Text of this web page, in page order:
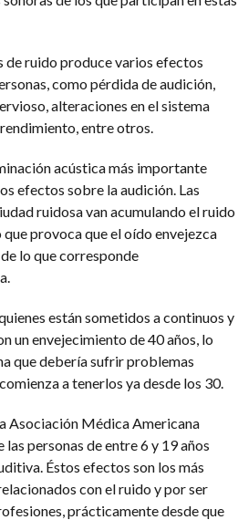
de ruido produce varios efectos
como pérdida de audición,
alteraciones en el sistema
entre otros.
acústica más importante
efectos sobre la audición. Las
ruidosa van acumulando el ruido
provoca que el oído envejezca
lo que corresponde
están sometidos a continuos y
un envejecimiento de 40 años, lo
que debería sufrir problemas
a tenerlos ya desde los 30.
Asociación Médica Americana
personas de entre 6 y 19 años
Éstos efectos son los más
con el ruido y por ser
prácticamente desde que